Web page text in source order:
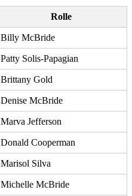
Rolle
Billy McBride
Patty Solis-Papagian
Brittany Gold
Denise McBride
Marva Jefferson
Donald Cooperman
Marisol Silva
Michelle McBride